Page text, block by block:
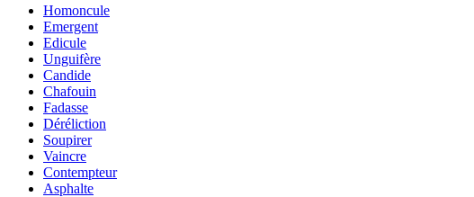
Homoncule
Emergent
Edicule
Unguifère
Candide
Chafouin
Fadasse
Déréliction
Soupirer
Vaincre
Contempteur
Asphalte